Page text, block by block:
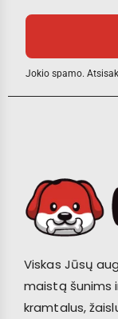
Jokio spamo.
Viskas Jūsų
maistą šunims
kramtalus,